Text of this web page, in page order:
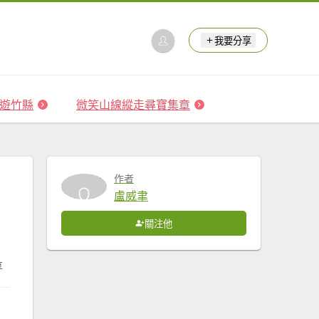
我要分享
竹縣 微笑山線縱走尋寶集章
作者
盧威聿
關注他